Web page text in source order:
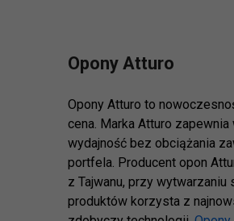
Opony Atturo
Opony Atturo to
cena. Marka Atturo zapewnia
wydajność bez obciążania
portfela. Producent opon
z Tajwanu, przy wytwarzaniu
produktów korzysta z